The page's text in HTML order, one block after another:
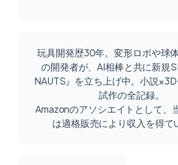
玩具開発歴30年。変形ロボや球
の開発者が、AI相棒と共に新規
NAUTS』を立ち上げ中。小説
試作の全記録。
Amazonのアソシエイトとして、
は適格販売により収入を得て